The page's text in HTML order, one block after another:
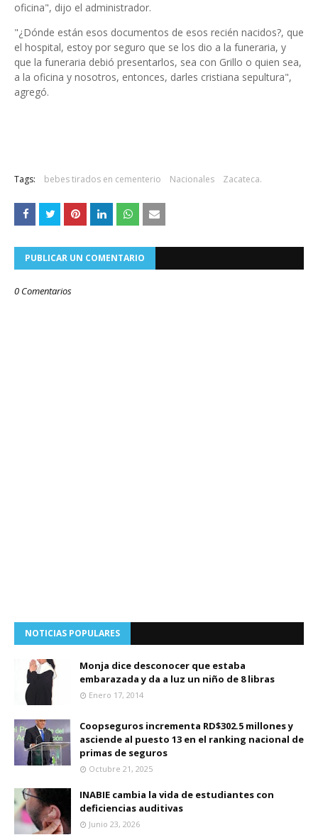
oficina", dijo el administrador.
"¿Dónde están esos documentos de esos recién nacidos?, que
el hospital, estoy por seguro que se los dio a la funeraria, y
que la funeraria debió presentarlos, sea con Grillo o quien sea,
a la oficina y nosotros, entonces, darles cristiana sepultura",
agregó.
Tags: bebes tirados en cementerio Nacionales Zacateca.
PUBLICAR UN COMENTARIO
0 Comentarios
NOTICIAS POPULARES
Monja dice desconocer que estaba
embarazada y da a luz un niño de 8 libras
Enero 17, 2014
Coopseguros incrementa RD$302.5 millones y
asciende al puesto 13 en el ranking nacional de
primas de seguros
Octubre 21, 2025
INABIE cambia la vida de estudiantes con
deficiencias auditivas
Junio 23, 2026